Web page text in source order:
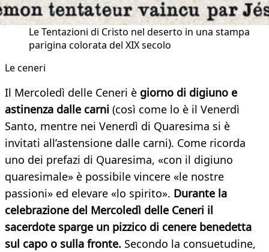
Le Tentazioni di Cristo nel deserto in una stampa
parigina colorata del XIX secolo
Le ceneri
Il Mercoledì delle Ceneri è giorno di digiuno e
astinenza dalle carni (così come lo è il Venerdì
Santo, mentre nei Venerdì di Quaresima si è
invitati all’astensione dalle carni). Come ricorda
uno dei prefazi di Quaresima, «con il digiuno
quaresimale» è possibile vincere «le nostre
passioni» ed elevare «lo spirito». Durante la
celebrazione del Mercoledì delle Ceneri il
sacerdote sparge un pizzico di cenere benedetta
sul capo o sulla fronte. Secondo la consuetudine,